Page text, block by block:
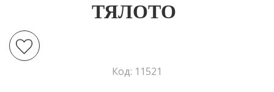
ТЯЛОТО
Код: 11521